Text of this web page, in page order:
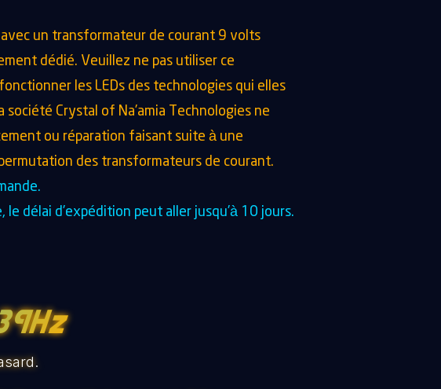
un transformateur de courant 9 volts
dédié. Veuillez ne pas utiliser ce
les LEDs des technologies qui elles
Crystal of Na’amia Technologies ne
ou réparation faisant suite à une
des transformateurs de courant.
le délai d’expédition peut aller jusqu’à 10 jours.